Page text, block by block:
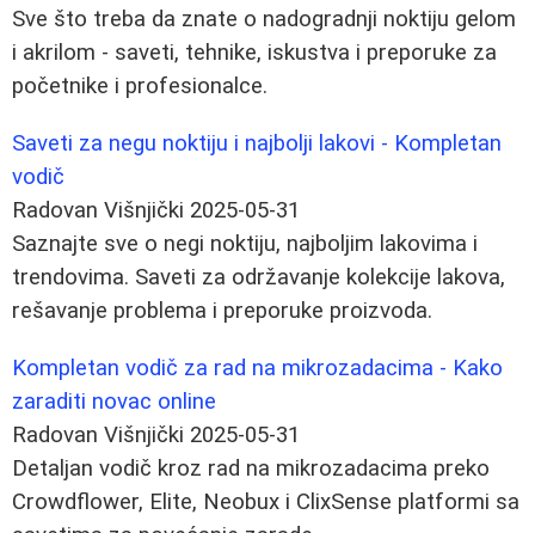
Sve što treba da znate o nadogradnji noktiju gelom
i akrilom - saveti, tehnike, iskustva i preporuke za
početnike i profesionalce.
Saveti za negu noktiju i najbolji lakovi - Kompletan
vodič
Radovan Višnjički 2025-05-31
Saznajte sve o negi noktiju, najboljim lakovima i
trendovima. Saveti za održavanje kolekcije lakova,
rešavanje problema i preporuke proizvoda.
Kompletan vodič za rad na mikrozadacima - Kako
zaraditi novac online
Radovan Višnjički 2025-05-31
Detaljan vodič kroz rad na mikrozadacima preko
Crowdflower, Elite, Neobux i ClixSense platformi sa